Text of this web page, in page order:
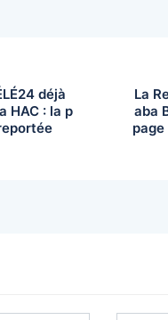
déjà
HAC : la p
La
aba
page